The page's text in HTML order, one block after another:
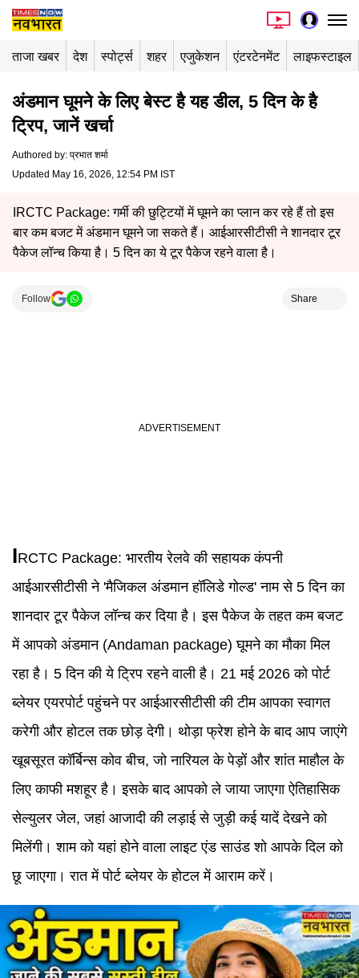
ताजा खबर देश स्पोर्ट्स शहर एजुकेशन एंटरटेनमेंट लाइफस्टाइल
अंडमान घूमने के लिए बेस्ट है यह डील, 5 दिन के है
ट्रिप, जानें खर्चा
Authored by: प्रभात शर्मा
Updated May 16, 2026, 12:54 PM IST
IRCTC Package: गर्मी की छुट्टियों में घूमने का प्लान कर रहे हैं तो इस
बार कम बजट में अंडमान घूमने जा सकते हैं। आईआरसीटीसी ने शानदार टूर
पैकेज लॉन्च किया है। 5 दिन का ये टूर पैकेज रहने वाला है।
Follow Share
IRCTC Package: भारतीय रेलवे की सहायक कंपनी
आईआरसीटीसी ने 'मैजिकल अंडमान हॉलिडे गोल्ड' नाम से 5 दिन का
शानदार टूर पैकेज लॉन्च कर दिया है। इस पैकेज के तहत कम बजट
में आपको अंडमान (Andaman package) घूमने का मौका मिल
रहा है। 5 दिन की ये ट्रिप रहने वाली है। 21 मई 2026 को पोर्ट
ब्लेयर एयरपोर्ट पहुंचने पर आईआरसीटीसी की टीम आपका स्वागत
करेगी और होटल तक छोड़ देगी। थोड़ा फ्रेश होने के बाद आप जाएंगे
खूबसूरत कॉर्बिन्स कोव बीच, जो नारियल के पेड़ों और शांत माहौल के
लिए काफी मशहूर है। इसके बाद आपको ले जाया जाएगा ऐतिहासिक
सेल्युलर जेल, जहां आजादी की लड़ाई से जुड़ी कई यादें देखने को
मिलेंगी। शाम को यहां होने वाला लाइट एंड साउंड शो आपके दिल को
छू जाएगा। रात में पोर्ट ब्लेयर के होटल में आराम करें।